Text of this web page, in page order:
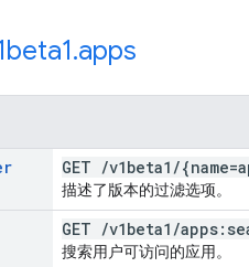
.apps
GET /v1beta1 /
描述了版本的过滤选项。
GET /v1beta1 /
搜索用户可访问的应用。